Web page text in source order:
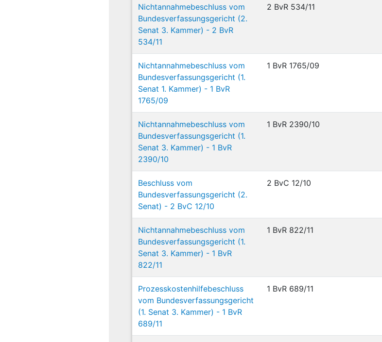
Nichtannahmebeschluss vom
Bundesverfassungsgericht (2.
Senat 3. Kammer) - 2 BvR
534/11
2 BvR 534/11
Nichtannahmebeschluss vom
Bundesverfassungsgericht (1.
Senat 1. Kammer) - 1 BvR
1765/09
1 BvR 1765/09
Nichtannahmebeschluss vom
Bundesverfassungsgericht (1.
Senat 3. Kammer) - 1 BvR
2390/10
1 BvR 2390/10
Beschluss vom
Bundesverfassungsgericht (2.
Senat) - 2 BvC 12/10
2 BvC 12/10
Nichtannahmebeschluss vom
Bundesverfassungsgericht (1.
Senat 3. Kammer) - 1 BvR
822/11
1 BvR 822/11
Prozesskostenhilfebeschluss
vom Bundesverfassungsgericht
(1. Senat 3. Kammer) - 1 BvR
689/11
1 BvR 689/11